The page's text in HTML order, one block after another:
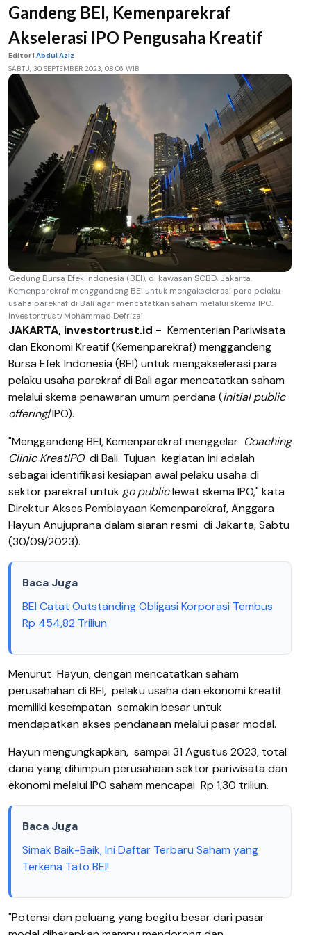
Gandeng BEI, Kemenparekraf
Akselerasi IPO Pengusaha Kreatif
Editor | Abdul Aziz
SABTU, 30 SEPTEMBER 2023, 08.06 WIB
Gedung Bursa Efek Indonesia (BEI), di kawasan SCBD, Jakarta.
Kemenparekraf menggandeng BEI untuk mengakselerasi para pelaku
usaha parekraf di Bali agar mencatatkan saham melalui skema IPO.
Investortrust/Mohammad Defrizal
JAKARTA, investortrust.id - Kementerian Pariwisata
dan Ekonomi Kreatif (Kemenparekraf) menggandeng
Bursa Efek Indonesia (BEI) untuk mengakselerasi para
pelaku usaha parekraf di Bali agar mencatatkan saham
melalui skema penawaran umum perdana (initial public
offering/IPO).
"Menggandeng BEI, Kemenparekraf menggelar Coaching
Clinic KreatIPO di Bali. Tujuan kegiatan ini adalah
sebagai identifikasi kesiapan awal pelaku usaha di
sektor parekraf untuk go publiclewat skema IPO," kata
Direktur Akses Pembiayaan Kemenparekraf, Anggara
Hayun Anujuprana dalam siaran resmi di Jakarta, Sabtu
(30/09/2023).
Baca Juga
BEI Catat Outstanding Obligasi Korporasi Tembus
Rp 454,82 Triliun
Menurut Hayun, dengan mencatatkan saham
perusahahan di BEI, pelaku usaha dan ekonomi kreatif
memiliki kesempatan semakin besar untuk
mendapatkan akses pendanaan melalui pasar modal.
Hayun mengungkapkan, sampai 31 Agustus 2023, total
dana yang dihimpun perusahaan sektor pariwisata dan
ekonomi melalui IPO saham mencapai Rp 1,30 triliun.
Baca Juga
Simak Baik-Baik, Ini Daftar Terbaru Saham yang
Terkena Tato BEI!
"Potensi dan peluang yang begitu besar dari pasar